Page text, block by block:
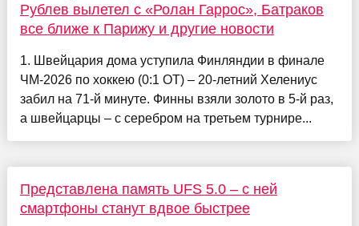
Рублев вылетел с «Ролан Гаррос», Батраков
все ближе к Парижу и другие новости
1. Швейцария дома уступила Финляндии в финале
ЧМ-2026 по хоккею (0:1 ОТ) – 20-летний Хелениус
забил на 71-й минуте. Финны взяли золото в 5-й раз,
а швейцарцы – с серебром на третьем турнире...
Представлена память UFS 5.0 – с ней
смартфоны станут вдвое быстрее